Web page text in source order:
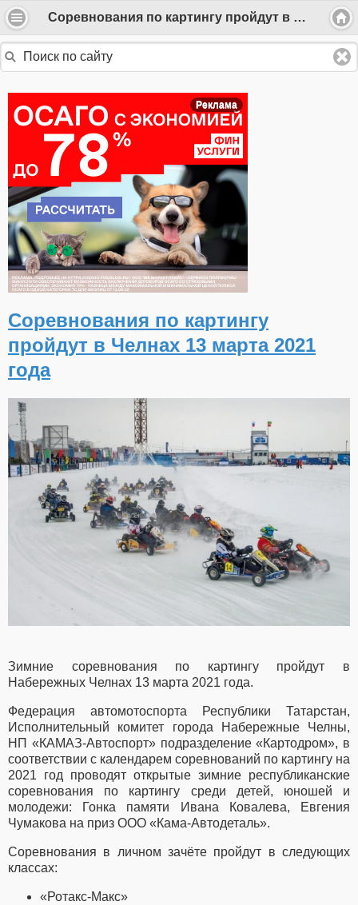
Соревнования по картингу пройдут в Челнах 13 марта 2021 года
Реклама
Соревнования по картингу
пройдут в Челнах 13 марта 2021
года
Зимние соревнования по картингу пройдут в
Набережных Челнах 13 марта 2021 года.
Федерация автомотоспорта Республики Татарстан,
Исполнительный комитет города Набережные Челны,
НП «КАМАЗ-Автоспорт» подразделение «Картодром», в
соответствии с календарем соревнований по картингу на
2021 год проводят открытые зимние республиканские
соревнования по картингу среди детей, юношей и
молодежи: Гонка памяти Ивана Ковалева, Евгения
Чумакова на приз ООО «Кама-Автодеталь».
Соревнования в личном зачёте пройдут в следующих
классах:
«Ротакс-Макс»